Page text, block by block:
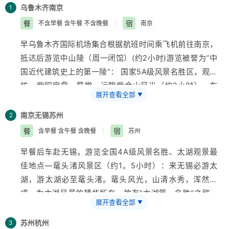
1 乌鲁木齐南京
餐
不含早餐 含午餐 不含晚餐 宿 南京
早乌鲁木齐国际机场集合根据航班时间乘飞机前往南京，
抵达后游览中山陵（周一闭馆）(约2小时)游览被誉为“中
国近代建筑史上的第一陵”： 国家5A级风景名胜区，观博
坊，紫铜宝鼎，祭堂，远眺紫金山风光（约2小时）。车
游民国文化街（1912酒吧、观民国建筑群）。
秦淮风光带】
夕阳斜”；驻足文德新桥，吟上一段“夜泊秦淮近酒家”夫
子庙一带的商店、餐馆、小吃店门面都改建成了明清风
格，并在临河的贡院街一带建成了古色古香的旅游文化商
业街。
展开查看全部 ▼
2 南京无锡苏州
餐
含早餐 含午餐 含晚餐 宿 苏州
早餐后车赴无锡。游览全国4A级风景名胜、太湖观景最
佳地点—鼋头渚风景区（约1。5小时）：来无锡必游太
湖，游太湖必至鼋头渚。鼋头风光，山清水秀，浑然天
成，为太湖风景的精华所在，故有“太湖第一名胜”之称。
可乘游船畅览太湖美景（根据天气情况而定船游太湖），
欣赏三万六千顷湖光山色。乘车前往苏州，早餐后游览中
展开查看全部 ▼
3 苏州杭州